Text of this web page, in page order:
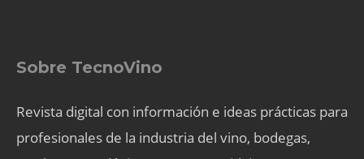
Sobre TecnoVino
Revista digital con información e ideas prácticas para
profesionales de la industria del vino, bodegas,